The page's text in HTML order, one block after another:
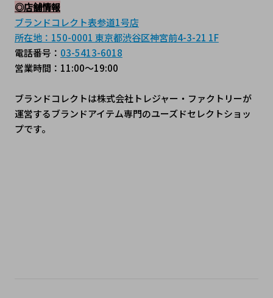
◎店舗情報
ブランドコレクト表参道1号店
所在地：150-0001 東京都渋谷区神宮前4-3-21 1F
電話番号： 03-5413-6018
営業時間：11:00～19:00
ブランドコレクトは株式会社トレジャー・ファクトリーが
運営するブランドアイテム専門のユーズドセレクトショッ
プです。